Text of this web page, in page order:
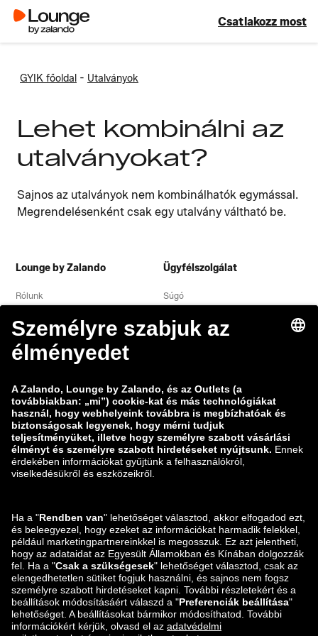
Csatlakozz most
GYIK főoldal - Utalványok
Lehet kombinálni az
utalványokat?
Sajnos az utalványok nem kombinálhatók egymással.
Megrendelésenként csak egy utalvány váltható be.
Lounge by Zalando
Rólunk
Jogi közlemény
Általános szerződési feltételek
Álláslehetőségek
Adatok nyomon követése
Sebezhetőség bejelentése
Termékbiztonság
Ügyfélszolgálat
Súgó
Zalando-csoport
ABOUT YOU
Itt is megtalálsz minket:
Szállítási és kézbesítési
partner